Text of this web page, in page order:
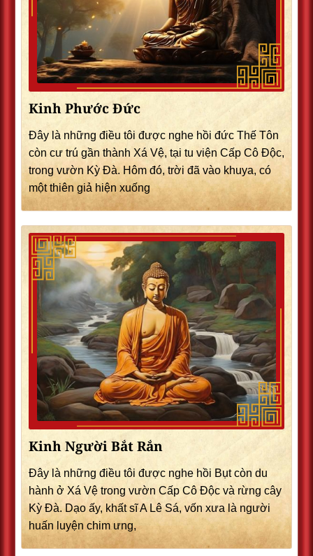
Kinh Phước Đức
Đây là những điều tôi được nghe hồi đức Thế Tôn
còn cư trú gần thành Xá Vệ, tại tu viện Cấp Cô Độc,
trong vườn Kỳ Đà. Hôm đó, trời đã vào khuya, có
một thiên giả hiện xuống
Kinh Người Bắt Rắn
Đây là những điều tôi được nghe hồi Bụt còn du
hành ở Xá Vệ trong vườn Cấp Cô Độc và rừng cây
Kỳ Đà. Dạo ấy, khất sĩ A Lê Sá, vốn xưa là người
huấn luyện chim ưng,